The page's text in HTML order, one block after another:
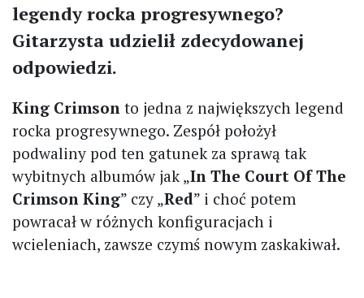
legendy rocka progresywnego?
Gitarzysta udzielił zdecydowanej
odpowiedzi.
King Crimson to jedna z największych legend
rocka progresywnego. Zespół położył
podwaliny pod ten gatunek za sprawą tak
wybitnych albumów jak „In The Court Of The
Crimson King” czy „Red” i choć potem
powracał w różnych konfiguracjach i
wcieleniach, zawsze czymś nowym zaskakiwał.